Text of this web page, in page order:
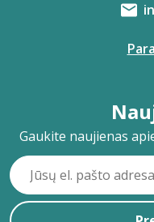
Gaukite naujienas